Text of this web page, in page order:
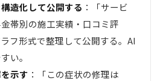
造化して公開する ：「サービ
帯別の施工実績・口コミ評
フ形式で整理して公開する。AI
い。
示す ：「この症状の修理は